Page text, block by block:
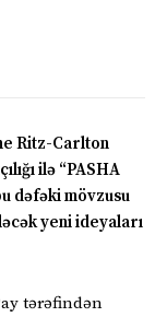
Ritz-Carlton
ilə “PASHA
dəfəki mövzusu
yeni ideyaları
tərəfindən